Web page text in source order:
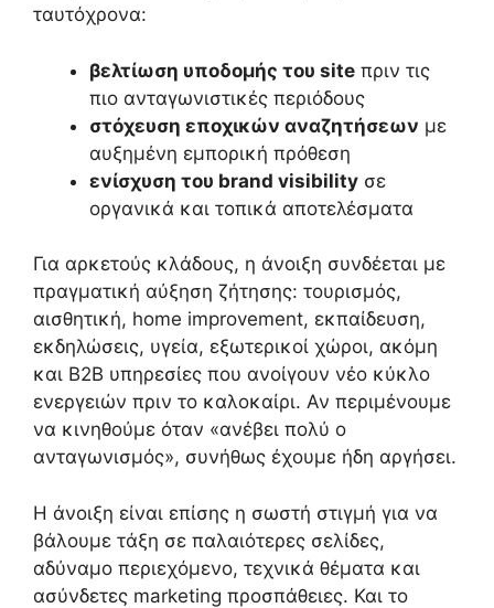
ταυτόχρονα:
βελτίωση υποδομής του site πριν τις
πιο ανταγωνιστικές περιόδους
στόχευση εποχικών αναζητήσεων με
αυξημένη εμπορική πρόθεση
ενίσχυση του brand visibility σε
οργανικά και τοπικά αποτελέσματα
Για αρκετούς κλάδους, η άνοιξη συνδέεται με
πραγματική αύξηση ζήτησης: τουρισμός,
αισθητική, home improvement, εκπαίδευση,
εκδηλώσεις, υγεία, εξωτερικοί χώροι, ακόμη
και B2B υπηρεσίες που ανοίγουν νέο κύκλο
ενεργειών πριν το καλοκαίρι. Αν περιμένουμε
να κινηθούμε όταν «ανέβει πολύ ο
ανταγωνισμός», συνήθως έχουμε ήδη αργήσει.
Η άνοιξη είναι επίσης η σωστή στιγμή για να
βάλουμε τάξη σε παλαιότερες σελίδες,
αδύναμο περιεχόμενο, τεχνικά θέματα και
ασύνδετες marketing προσπάθειες. Και το